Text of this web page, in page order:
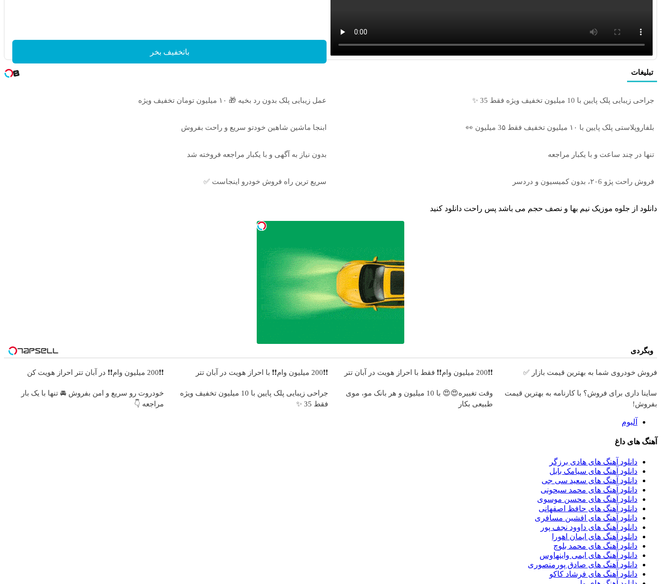
باتخفیف بخر
تبلیغات
جراحی زیبایی پلک پایین با 10 میلیون تخفیف ویژه فقط 35 ✨ عمل زیبایی پلک بدون رد بخیه 🎁 ۱۰ میلیون تومان تخفیف ویژه
بلفاروپلاستی پلک پایین با ۱۰ میلیون تخفیف فقط 3۵ میلیون 👀 ابنجا ماشین شاهین خودتو سریع و راحت بفروش
تنها در چند ساعت و با یکبار مراجعه بدون نیاز به آگهی و با یکبار مراجعه فروخته شد
فروش راحت پژو ۲۰6، بدون کمیسیون و دردسر سریع ترین راه فروش خودرو اینجاست ✅
دانلود از جلوه موزیک نیم بها و نصف حجم می باشد پس راحت دانلود کنید
وبگردی
فروش خودروی شما به بهترین قیمت بازار ✅ ❗❗200 میلیون وام❗❗ فقط با احراز هویت در آبان تتر ❗❗200 میلیون وام❗❗ با احراز هویت در آبان تتر ❗❗200 میلیون وام❗❗ در آبان تتر احراز هویت کن
ساینا داری برای فروش؟ با کارنامه به بهترین قیمت
بفروش!
وقت تغییره😍😍 با 10 میلیون و هر بانک مو، موی
طبیعی بکار
جراحی زیبایی پلک پایین با 10 میلیون تخفیف ویژه
فقط 35 ✨
خودروت رو سریع و امن بفروش 🚘 تنها با یک بار
مراجعه 👇
آلبوم
آهنگ های داغ
دانلود آهنگ های هادی برزگر
دانلود آهنگ های سیامک بابل
دانلود آهنگ های سعید سی جی
دانلود آهنگ های محمد سیحونی
دانلود آهنگ های محسن موسوی
دانلود آهنگ های حافظ اصفهانی
دانلود آهنگ های افشین مسافری
دانلود آهنگ های داوود نجف پور
دانلود آهنگ های ایمان اهورا
دانلود آهنگ های محمد بلوچ
دانلود آهنگ های ایمی واینهاوس
دانلود آهنگ های صادق پورمنصوری
دانلود آهنگ های فرشاد کاکو